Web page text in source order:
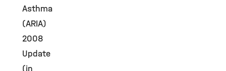
Asthma
(ARIA)
2008
Update
(in